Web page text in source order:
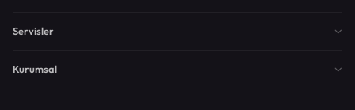
Servisler
Kurumsal